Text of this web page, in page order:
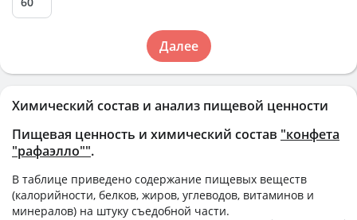
Химический состав и анализ пищевой ценности
Пищевая ценность и химический состав "конфета
"рафаэлло"".
В таблице приведено содержание пищевых веществ
(калорийности, белков, жиров, углеводов, витаминов и
минералов) на штуку съедобной части.
Далее